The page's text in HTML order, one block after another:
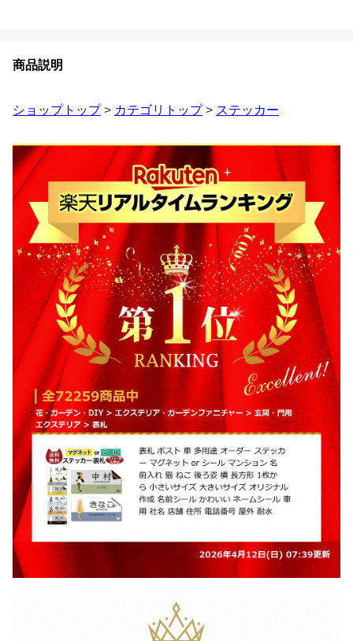
商品説明
ショップトップ> カテゴリトップ> ステッカー